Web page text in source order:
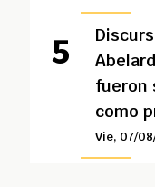
fueron
como
Vie, 07/